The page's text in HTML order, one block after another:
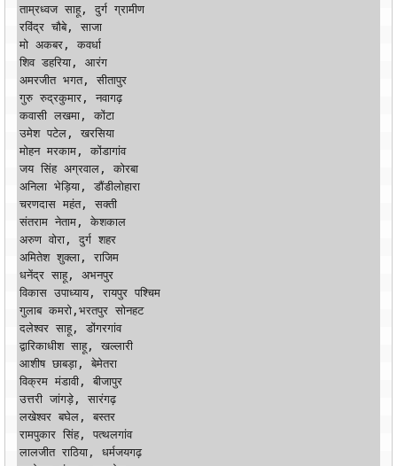
ताम्रध्वज साहू, दुर्ग ग्रामीण
रविंद्र चौबे, साजा
मो अकबर, कवर्धा
शिव डहरिया, आरंग
अमरजीत भगत, सीतापुर
गुरु रुद्रकुमार, नवागढ़
कवासी लखमा, कोंटा
उमेश पटेल, खरसिया
मोहन मरकाम, कोंडागांव
जय सिंह अग्रवाल, कोरबा
अनिला भेड़िया, डौंडीलोहारा
चरणदास महंत, सक्ती
संतराम नेताम, केशकाल
अरुण वोरा, दुर्ग शहर
अमितेश शुक्ला, राजिम
धनेंद्र साहू, अभनपुर
विकास उपाध्याय, रायपुर पश्चिम
गुलाब कमरो,भरतपुर सोनहट
दलेश्वर साहू, डोंगरगांव
द्वारिकाधीश साहू, खल्लारी
आशीष छाबड़ा, बेमेतरा
विक्रम मंडावी, बीजापुर
उत्तरी जांगड़े, सारंगढ़
लखेश्वर बघेल, बस्तर
रामपुकार सिंह, पत्थलगांव
लालजीत राठिया, धर्मजयगढ़